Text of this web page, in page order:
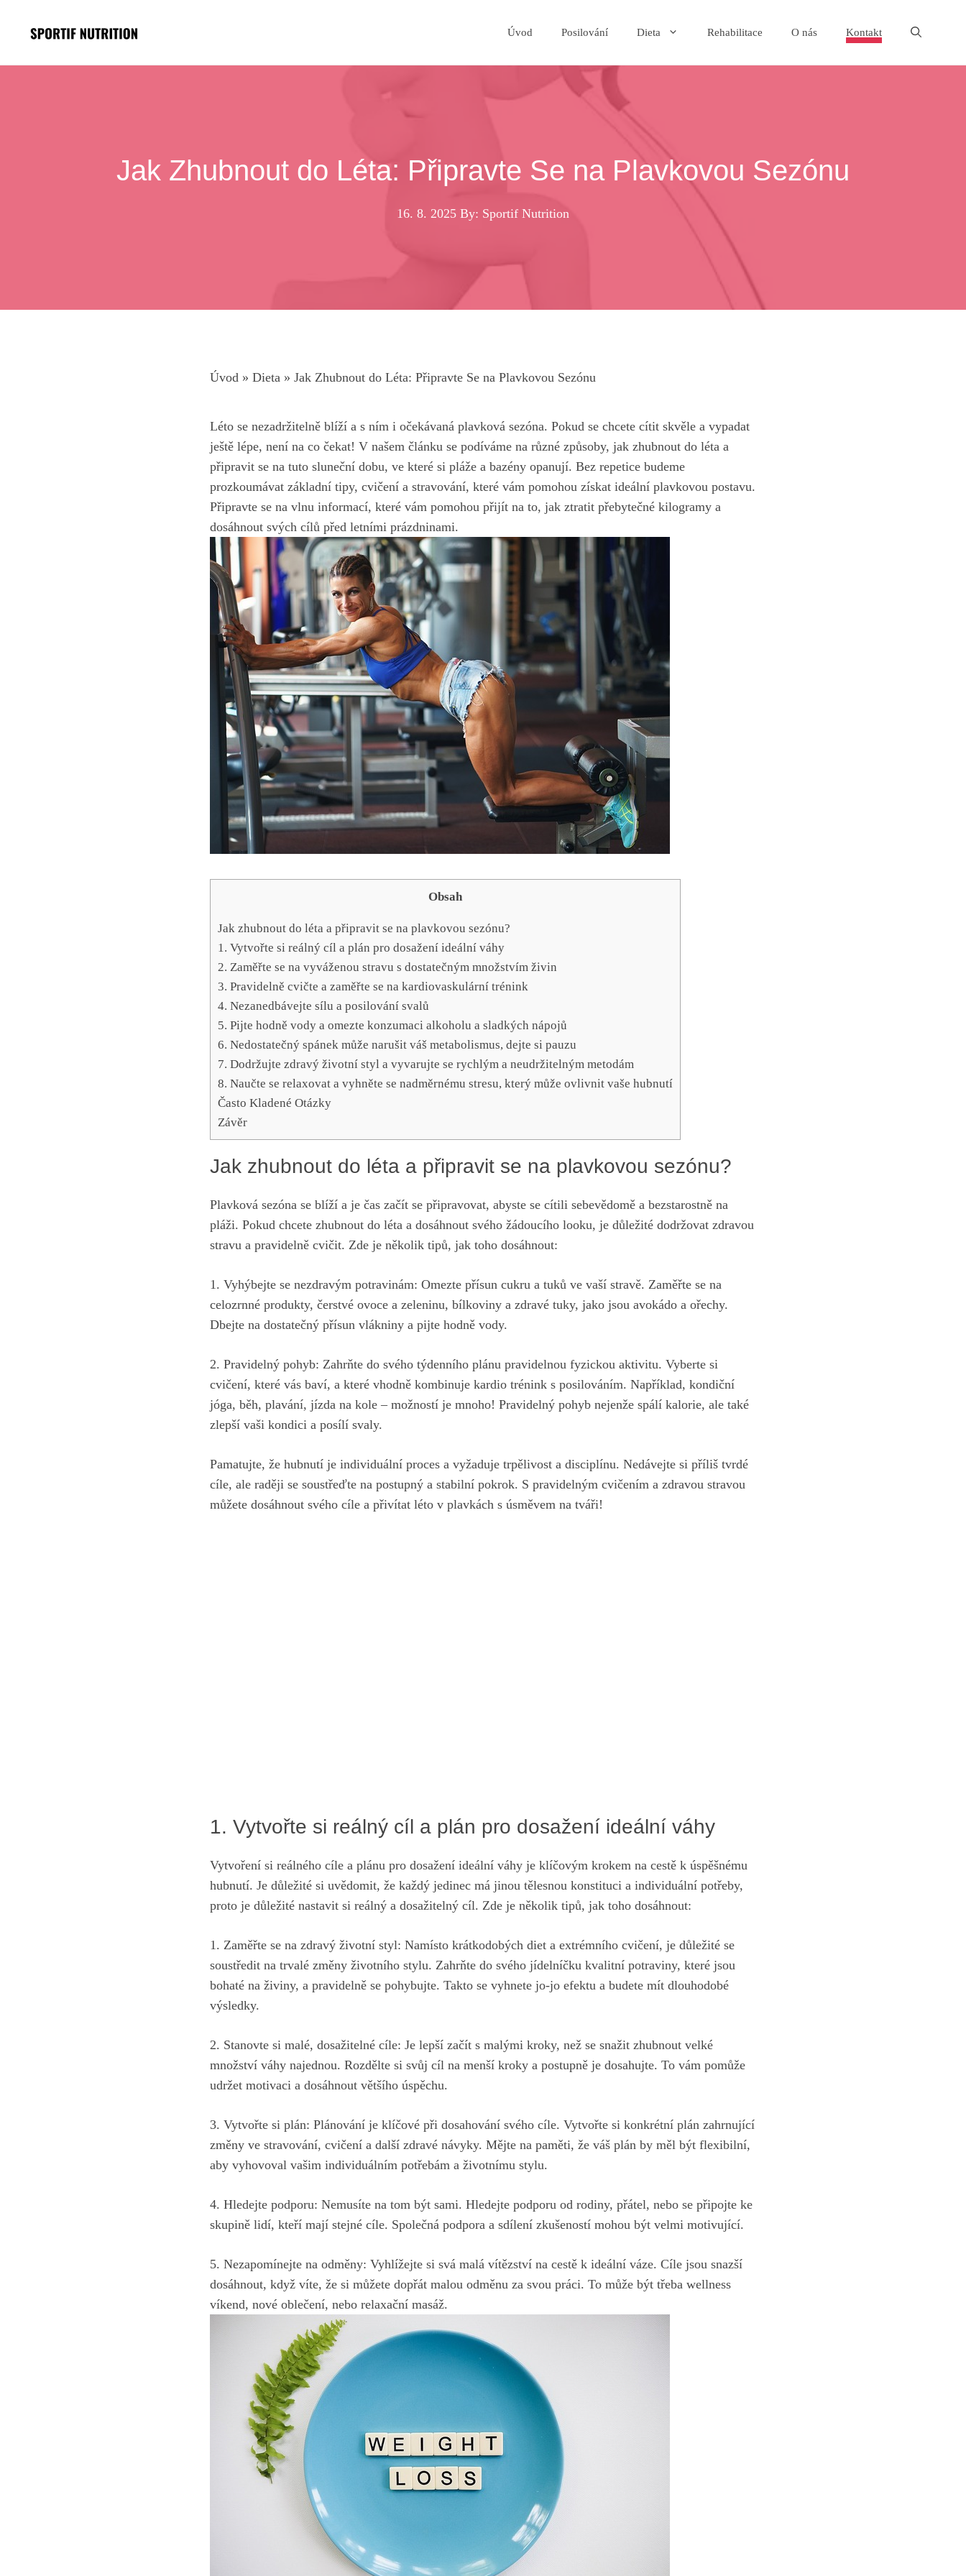
Úvod Posilování Dieta Rehabilitace O nás Kontakt
Jak Zhubnout do Léta: Připravte Se na Plavkovou Sezónu
16. 8. 2025 By: Sportif Nutrition
Úvod » Dieta » Jak Zhubnout do Léta: Připravte Se na Plavkovou Sezónu
Léto se nezadržitelně blíží a ​s ⁢ním i očekávaná plavková sezóna. Pokud se chcete cítit skvěle a vypadat
ještě lépe, ‍není na co čekat! V našem článku se podíváme‍ na různé způsoby, ⁤jak zhubnout do léta a
připravit se na⁤ tuto sluneční dobu, ve které si pláže⁤ a bazény opanují. ⁤Bez repetice ⁣budeme
prozkoumávat základní tipy, ‌cvičení a stravování, které vám‌ pomohou získat ideální plavkovou postavu.
Připravte se na vlnu informací, které ‍vám ⁣pomohou přijít na‍ to, jak ztratit⁣ přebytečné kilogramy a
dosáhnout svých cílů před letními prázdninami.
Obsah
Jak zhubnout ‍do léta a připravit se na plavkovou sezónu?
1.​ Vytvořte ⁤si reálný cíl a plán pro⁤ dosažení ideální váhy
2. Zaměřte se ⁣na vyváženou stravu⁣ s ‌dostatečným⁤ množstvím živin
3. Pravidelně cvičte ‍a zaměřte se na‌ kardiovaskulární⁢ trénink
4. Nezanedbávejte‍ sílu a posilování svalů
5. Pijte ‌hodně vody a omezte konzumaci alkoholu a sladkých ⁣nápojů
6.⁤ Nedostatečný spánek může narušit váš ⁣metabolismus, dejte si⁢ pauzu
7. Dodržujte zdravý životní styl⁣ a vyvarujte se rychlým a ‍neudržitelným ⁢metodám
8.​ Naučte se ⁢relaxovat a vyhněte se ​nadměrnému stresu, který ​může ovlivnit vaše hubnutí
Často Kladené⁤ Otázky
Závěr
Jak zhubnout ‍do léta a připravit se na plavkovou sezónu?
Plavková sezóna se blíží a‍ je čas ‍začít se připravovat, abyste⁤ se cítili sebevědomě‌ a ​bezstarostně na
pláži. Pokud chcete zhubnout do léta​ a dosáhnout svého⁢ žádoucího ‍looku, je důležité dodržovat zdravou
stravu a pravidelně cvičit. Zde ‍je několik tipů, jak ⁢toho dosáhnout:
1. Vyhýbejte se⁢ nezdravým potravinám:⁣ Omezte přísun cukru a tuků ⁣ve vaší⁢ stravě. Zaměřte ​se na
celozrnné produkty, čerstvé ovoce a zeleninu,‌ bílkoviny⁢ a zdravé tuky, jako ⁢jsou ‍avokádo‌ a‌ ořechy.
Dbejte na dostatečný přísun‍ vlákniny a pijte hodně vody.
2. Pravidelný pohyb: Zahrňte do svého týdenního plánu pravidelnou fyzickou aktivitu. Vyberte si
cvičení,‍ které ⁤vás baví, a které​ vhodně ⁤kombinuje kardio trénink s ⁣posilováním. Například,​ kondiční
jóga, běh, plavání, jízda⁣ na kole – možností je mnoho! Pravidelný pohyb nejenže‍ spálí kalorie, ale ⁢také​
zlepší vaši kondici a‌ posílí svaly.
Pamatujte, ​že ⁣hubnutí ‌je individuální proces a vyžaduje trpělivost a disciplínu. Nedávejte si⁢ příliš tvrdé
cíle, ale raději ‍se soustřeďte na postupný⁤ a stabilní pokrok. S⁣ pravidelným cvičením a zdravou ⁢stravou
‌můžete dosáhnout svého‍ cíle a‌ přivítat‍ léto⁤ v plavkách⁣ s úsměvem na tváři!
1.​ Vytvořte ⁤si reálný cíl a plán pro⁤ dosažení ideální váhy
Vytvoření si reálného ⁣cíle a plánu pro dosažení ideální ⁣váhy je klíčovým krokem na cestě ‌k úspěšnému
hubnutí. Je důležité si uvědomit, že každý⁤ jedinec má jinou tělesnou konstituci ⁣a individuální ​potřeby,
proto je důležité nastavit si reálný a⁤ dosažitelný​ cíl. Zde‍ je několik tipů,‌ jak toho dosáhnout:
1. Zaměřte se⁤ na zdravý životní styl: Namísto krátkodobých diet a extrémního cvičení, je důležité se
⁢soustředit‌ na trvalé změny životního stylu. ​Zahrňte do‍ svého ⁤jídelníčku kvalitní potraviny, které jsou
‍bohaté na živiny,⁤ a ‍pravidelně se pohybujte. ‍Takto se vyhnete‌ jo-jo ‍efektu a budete‌ mít ‌dlouhodobé
výsledky.
2. Stanovte si malé, dosažitelné‌ cíle: ‌Je lepší ⁤začít s malými kroky, než⁢ se snažit​ zhubnout velké
množství ‌váhy najednou. ‌Rozdělte si svůj cíl na menší⁤ kroky a postupně je dosahujte. To vám pomůže
udržet motivaci ⁢a dosáhnout většího úspěchu.
3. Vytvořte si plán: Plánování je klíčové při‍ dosahování svého ⁣cíle. Vytvořte si konkrétní plán zahrnující⁣
změny ve stravování,‍ cvičení ⁤a další‌ zdravé‌ návyky. Mějte na paměti, že váš plán by měl být flexibilní,
aby vyhovoval⁣ vašim ⁤individuálním potřebám a životnímu stylu.
4. Hledejte podporu: ‌Nemusíte ‍na tom být sami. ​Hledejte podporu od rodiny,​ přátel, nebo se ​připojte⁢ ke ​
skupině lidí,​ kteří mají stejné cíle. Společná podpora a ⁢sdílení ⁤zkušeností mohou být velmi motivující.
5. ⁣Nezapomínejte na ⁢odměny: Vyhlížejte si svá malá vítězství na cestě k ideální váze.‌ Cíle jsou‌ snazší
dosáhnout, když víte, ‍že si můžete dopřát malou odměnu za svou práci. To‌ může být třeba​ wellness
víkend, nové ⁣oblečení, nebo ​relaxační masáž.